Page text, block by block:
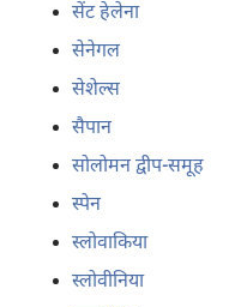
सेंट हेलेना
सेनेगल
सेशेल्स
सैपान
सोलोमन द्वीप-समूह
स्पेन
स्लोवाकिया
स्लोवीनिया